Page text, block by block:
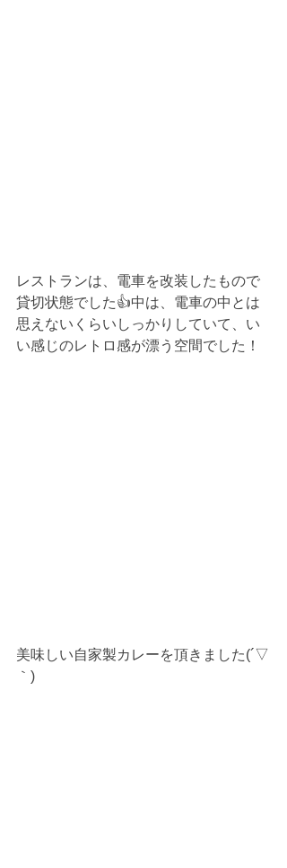
レストランは、電車を改装したもので
貸切状態でした👍中は、電車の中とは
思えないくらいしっかりしていて、い
い感じのレトロ感が漂う空間でした！
美味しい自家製カレーを頂きました(´▽
｀)